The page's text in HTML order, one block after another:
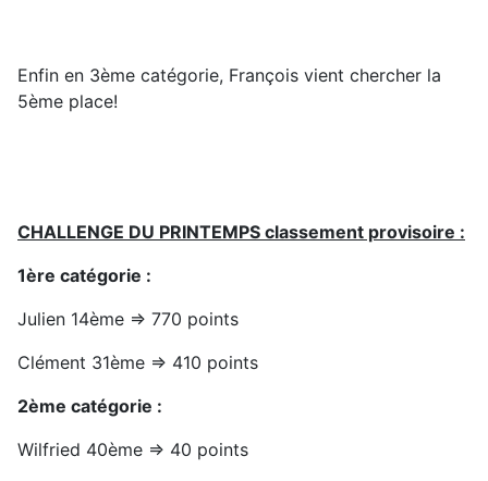
Enfin en 3ème catégorie, François vient chercher la
5ème place!
CHALLENGE DU PRINTEMPS classement provisoire :
1ère catégorie :
Julien 14ème => 770 points
Clément 31ème => 410 points
2ème catégorie :
Wilfried 40ème => 40 points